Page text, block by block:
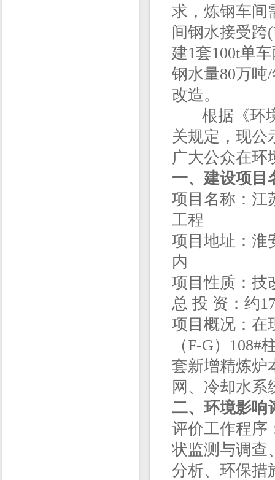
求，炼钢车间
间钢水接受跨
建1套100t单
钢水量80万吨
改造。
根据《环境
关规定，现公
广大公众在环
一、建设项目
项目名称：江
工程
项目地址：淮
内
项目性质：技
总 投 资：约
项目概况：在
（F-G）
套新增精炼炉
网、冷却水系
二、环境影响
评价工作程序
状监测与调查
分析、环保措